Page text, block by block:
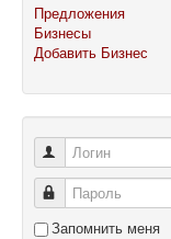
Предложения
Бизнесы
Добавить Бизнес
Логин
Пароль
Запомнить меня